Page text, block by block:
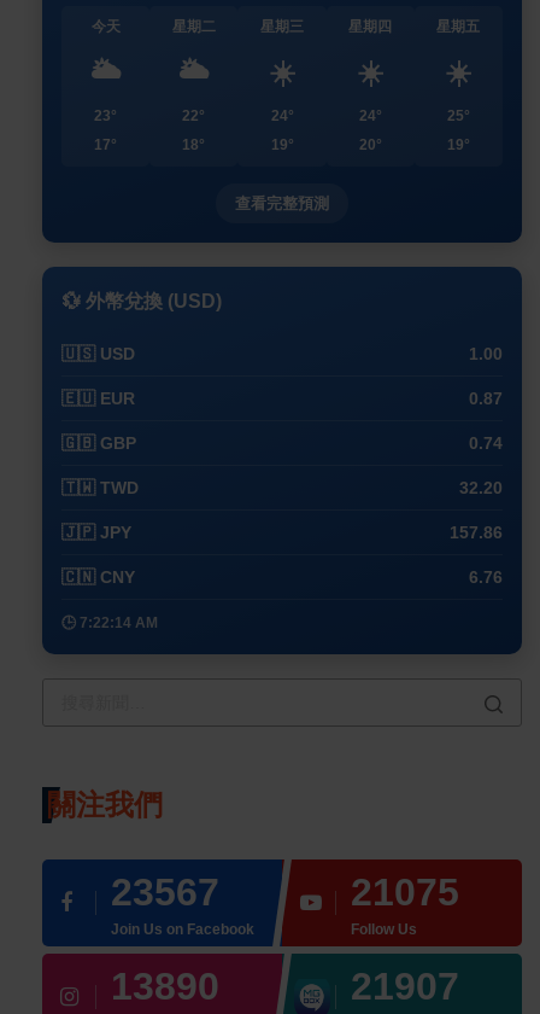
今天
🌥️
23°
17°
星期二
🌥️
22°
18°
星期三
☀️
24°
19°
星期四
☀️
24°
20°
星期五
☀️
25°
19°
查看完整預測
💱 外幣兌換 (USD)
🇺🇸 USD 1.00
🇪🇺 EUR 0.87
🇬🇧 GBP 0.74
🇹🇼 TWD 32.20
🇯🇵 JPY 157.86
🇨🇳 CNY 6.76
🕒 7:22:14 AM
關注我們
23567
Join Us on Facebook
21075
Follow Us
13890 21907